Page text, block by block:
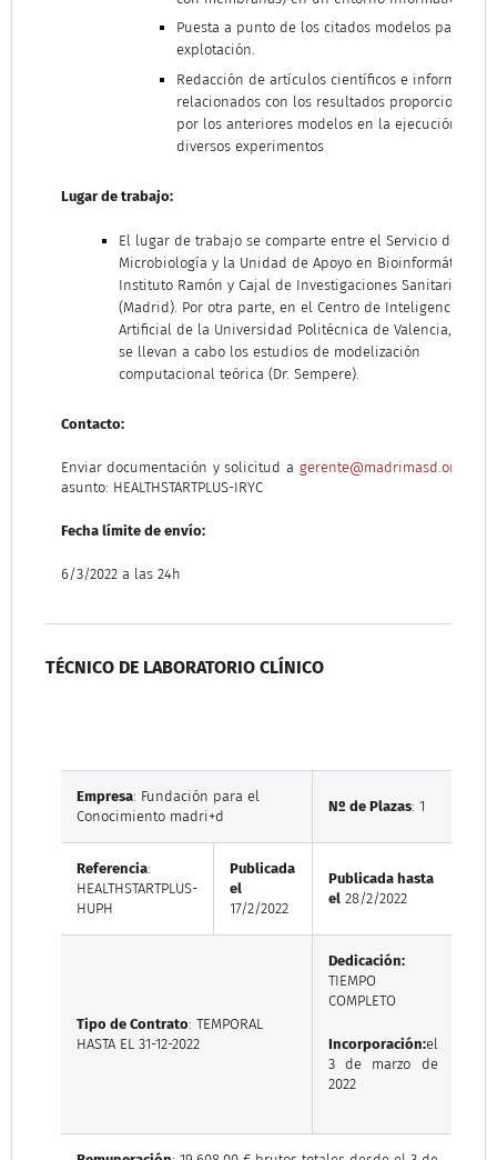
Puesta a punto de los citados modelos para su
explotación.
Redacción de artículos científicos e informes
relacionados con los resultados proporcionados
por los anteriores modelos en la ejecución de
diversos experimentos
Lugar de trabajo:
El lugar de trabajo se comparte entre el Servicio de
Microbiología y la Unidad de Apoyo en Bioinformática del
Instituto Ramón y Cajal de Investigaciones Sanitarias
(Madrid). Por otra parte, en el Centro de Inteligencia
Artificial de la Universidad Politécnica de Valencia, en
se llevan a cabo los estudios de modelización
computacional teórica (Dr. Sempere).
Contacto:
Enviar documentación y solicitud a gerente@madrimasd.org
asunto: HEALTHSTARTPLUS-IRYC
Fecha límite de envío:
6/3/2022 a las 24h
TÉCNICO DE LABORATORIO CLÍNICO
Empresa: Fundación para el
Conocimiento madri+d
Nº de Plazas: 1
Referencia:
HEALTHSTARTPLUS-
HUPH
Publicada
el
17/2/2022
Publicada hasta
el28/2/2022
Tipo de Contrato: TEMPORAL
HASTA EL 31-12-2022
Dedicación:
TIEMPO
COMPLETO
Incorporación:el
3 de marzo de
2022